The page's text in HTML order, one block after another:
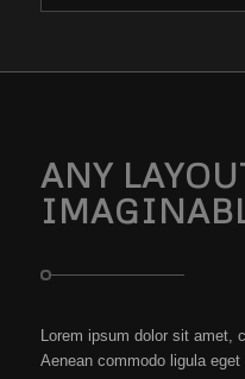
ANY
Lorem ipsum dolor sit amet,
Aenean commodo ligula eget